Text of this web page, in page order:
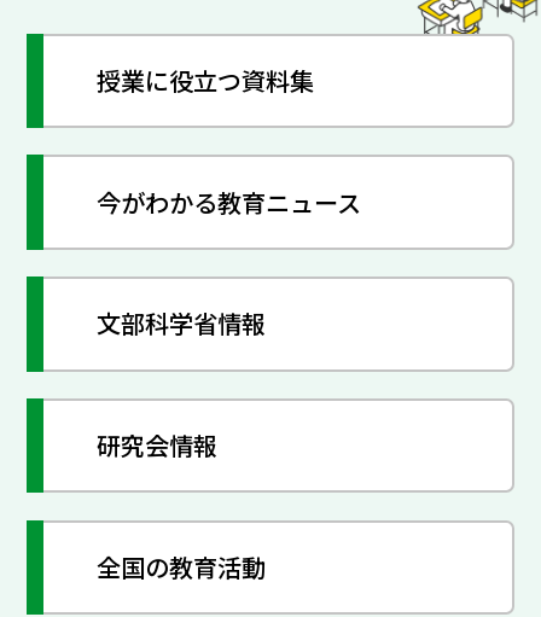
授業に役立つ資料集
今がわかる教育ニュース
文部科学省情報
研究会情報
全国の教育活動